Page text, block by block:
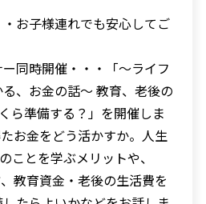
お子様連れでも安心してご
同時開催・・・「～ライフ
、お金の話～ 教育、老後の
ら準備する？」を開催しま
お金をどう活かすか。人生
ことを学ぶメリットや、
教育資金・老後の生活費を